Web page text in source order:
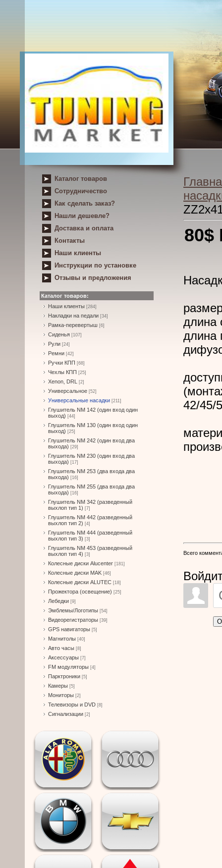
Каталог товаров
Сотрудничество
Как сделать заказ?
Нашли дешевле?
Доставка и оплата
Контакты
Наши клиенты
Инструкции по установке
Отзывы и предложения
Каталог товаров:
Наши клиенты [284]
Накладки на педали [34]
Рамка-перевертыш [6]
Сиденья [107]
Рули [24]
Ремни [42]
Ручки КПП [68]
Чехлы КПП [25]
Xenon, DRL [2]
Универсальное [52]
Универсальные насадки [211]
Глушитель NM 142 (один вход один
выход) [44]
Глушитель NM 130 (один вход один
выход) [25]
Глушитель NM 242 (один вход два
выхода) [29]
Глушитель NM 230 (один вход два
выхода) [17]
Глушитель NM 253 (два входа два
выхода) [16]
Глушитель NM 255 (два входа два
выхода) [16]
Глушитель NM 342 (разведенный
выхлоп тип 1) [7]
Глушитель NM 442 (разведенный
выхлоп тип 2) [4]
Глушитель NM 444 (разведенный
выхлоп тип 3) [3]
Глушитель NM 453 (разведенный
выхлоп тип 4) [3]
Колесные диски Alucenter [181]
Колесные диски MAK [46]
Колесные диски ALUTEC [18]
Прожектора (освещение) [25]
Лебедки [9]
Эмблемы/Логотипы [54]
Видеорегистраторы [39]
GPS навигаторы [5]
Магнитолы [40]
Авто часы [8]
Аксессуары [7]
FM модуляторы [4]
Парктроники [5]
Камеры [5]
Мониторы [2]
Телевизоры и DVD [8]
Сигнализации [2]
80$
длина
длина
42/45/
Всего